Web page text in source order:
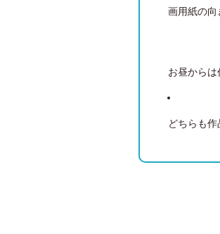
画用紙の
お昼からは
どちらも